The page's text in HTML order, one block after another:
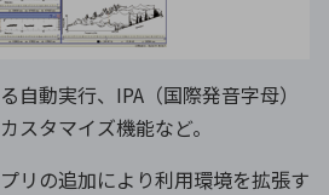
自動実行、IPA（国際発音字母）
スタマイズ機能など。
リの追加により利用環境を拡張す